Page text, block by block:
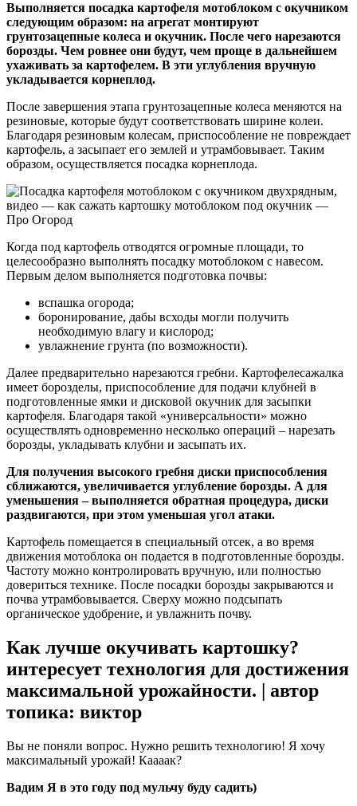
Выполняется посадка картофеля мотоблоком с окучником
следующим образом: на агрегат монтируют
грунтозацепные колеса и окучник. После чего нарезаются
борозды. Чем ровнее они будут, чем проще в дальнейшем
ухаживать за картофелем. В эти углубления вручную
укладывается корнеплод.
После завершения этапа грунтозацепные колеса меняются на
резиновые, которые будут соответствовать ширине колеи.
Благодаря резиновым колесам, приспособление не повреждает
картофель, а засыпает его землей и утрамбовывает. Таким
образом, осуществляется посадка корнеплода.
Когда под картофель отводятся огромные площади, то
целесообразно выполнять посадку мотоблоком с навесом.
Первым делом выполняется подготовка почвы:
вспашка огорода;
боронирование, дабы всходы могли получить
необходимую влагу и кислород;
увлажнение грунта (по возможности).
Далее предварительно нарезаются гребни. Картофелесажалка
имеет борозделы, приспособление для подачи клубней в
подготовленные ямки и дисковой окучник для засыпки
картофеля. Благодаря такой «универсальности» можно
осуществлять одновременно несколько операций – нарезать
борозды, укладывать клубни и засыпать их.
Для получения высокого гребня диски приспособления
сближаются, увеличивается углубление борозды. А для
уменьшения – выполняется обратная процедура, диски
раздвигаются, при этом уменьшая угол атаки.
Картофель помещается в специальный отсек, а во время
движения мотоблока он подается в подготовленные борозды.
Частоту можно контролировать вручную, или полностью
довериться технике. После посадки борозды закрываются и
почва утрамбовывается. Сверху можно подсыпать
органическое удобрение, и увлажнить почву.
Как лучше окучивать картошку?
интересует технология для достижения
максимальной урожайности. | автор
топика: виктор
Вы не поняли вопрос. Нужно решить технологию! Я хочу
максимальный урожай! Каааак?
Вадим Я в это году под мульчу буду садить)